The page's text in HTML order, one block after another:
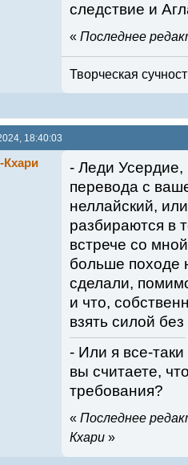
следствие и
« Последнее
Творческая
18:40:03
Кхари
- Леди Усердие,
перевода с
неллайский,
разбираются в
встрече со
больше походе
сделали,
и что,
взять силой
- Или я все-
вы считаете,
требования?
« Последнее
Кхари»